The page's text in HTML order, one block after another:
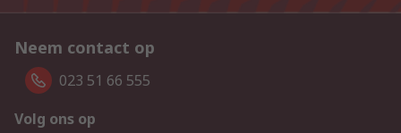
Neem contact op
023 51 66 555
Volg ons op